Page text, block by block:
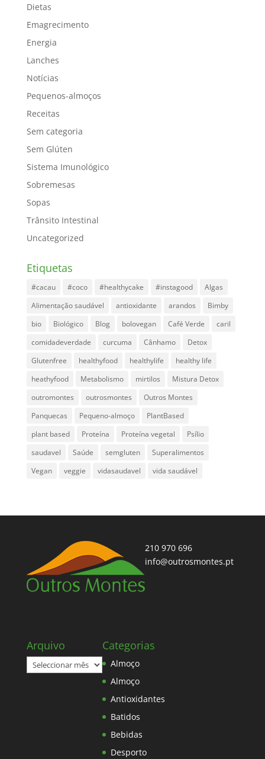
Dietas
Emagrecimento
Energia
Lanches
Notícias
Pequenos-almoços
Receitas
Sem categoria
Sem Glúten
Sistema Imunológico
Sobremesas
Sopas
Trânsito Intestinal
Uncategorized
Etiquetas
#cacau #coco #healthycake #instagood
Algas
Alimentação saudável
antioxidante arandos
Bimby
bio
Biológico Blog bolovegan Café Verde
caril
comidadeverdade
curcuma Cânhamo
Detox
Glutenfree
healthyfood healthylife
healthy life
heathyfood
Metabolismo mirtilos
Mistura Detox
outromontes
outrosmontes
Outros Montes
Panquecas
Pequeno-almoço
PlantBased
plant based
Proteína Proteína vegetal
Psílio
saudavel
Saúde semgluten
Superalimentos
Vegan
veggie vidasaudavel vida saudável
210 970 696
info@outrosmontes.pt
Arquivo
Arquivo
Categorias
Almoço
Almoço
Antioxidantes
Batidos
Bebidas
Desporto